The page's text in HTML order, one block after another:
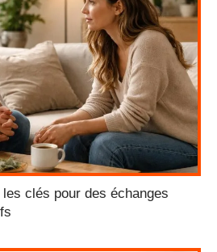
clés pour des échanges